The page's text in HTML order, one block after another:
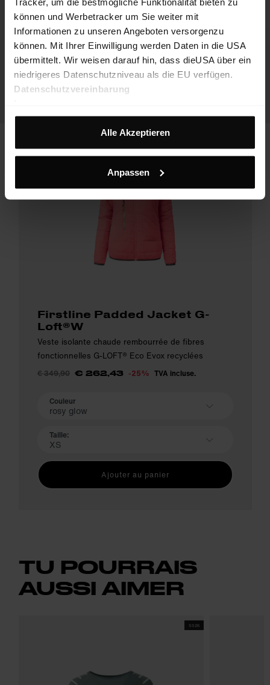
können und Werbetracker um Sie weiter mit
Informationen zu unseren Angeboten versorgenzu
können. Mit Ihrer Einwilligung werden Daten in die USA
übermittelt. Wir weisen darauf hin, dass dieUSA über ein
niedrigeres Datenschutzniveau als die EU verfügen.
Datenschutzvereinbarung
Alle Akzeptieren
Anpassen
Firstline Padded Jacket G-
Loft®W
Veste isolante chaude rembourrée de fibres
fonctionnelles G-LOFT® Eco Evox recyclées
€ 349,90 € 262,43 -25% TVA incluse.
Couleur
rosy glow
Taille:
XS
Ajouter au panier
TU POURRAIS
AUSSI AIMER
SS26